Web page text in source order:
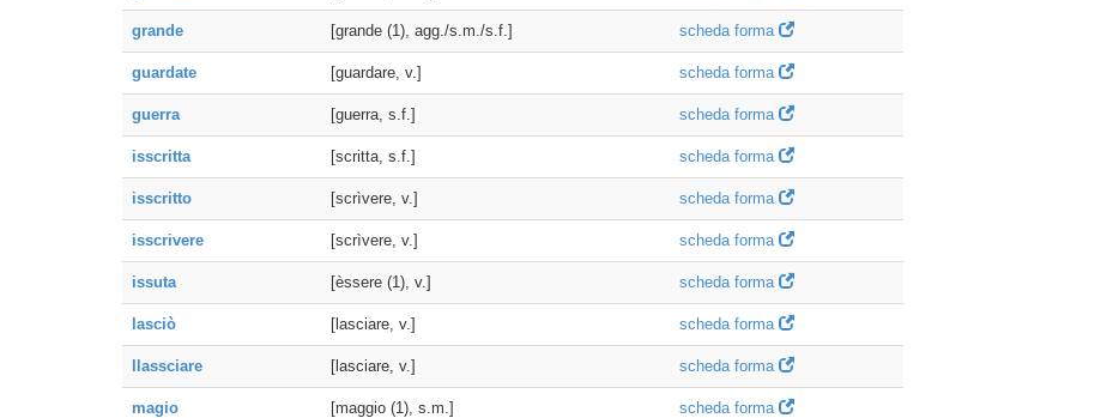
grande [grande (1), agg./s.m./s.f.] scheda forma
guardate [guardare, v.] scheda forma
guerra [guerra, s.f.] scheda forma
isscritta [scritta, s.f.] scheda forma
isscritto [scrìvere, v.] scheda forma
isscrivere [scrìvere, v.] scheda forma
issuta [èssere (1), v.] scheda forma
lasciò [lasciare, v.] scheda forma
llassciare [lasciare, v.] scheda forma
magio [maggio (1), s.m.] scheda forma